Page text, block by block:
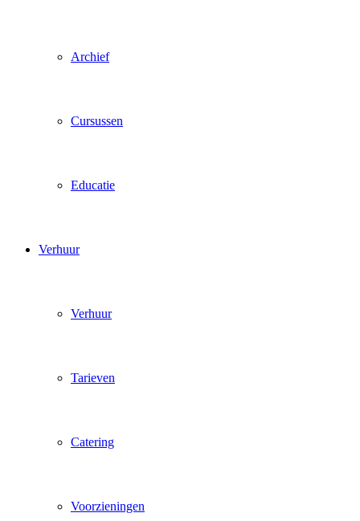
Archief
Cursussen
Educatie
Verhuur
Verhuur
Tarieven
Catering
Voorzieningen